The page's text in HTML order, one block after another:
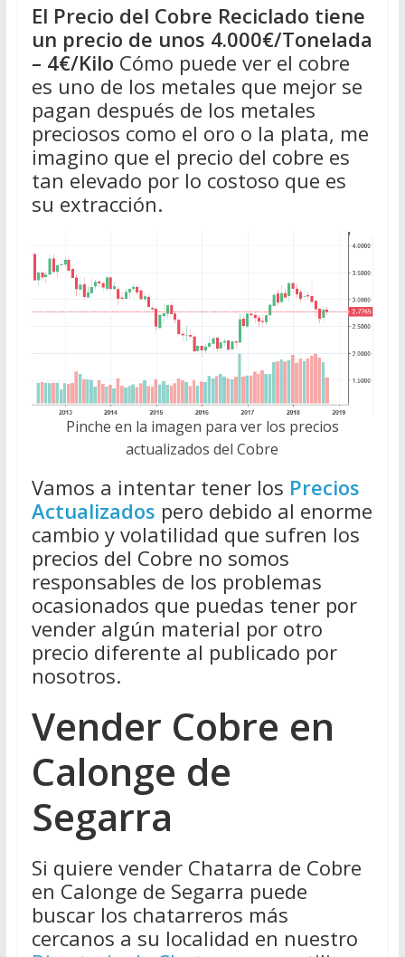
El Precio del Cobre Reciclado tiene
un precio de unos 4.000€/Tonelada
– 4€/Kilo Cómo puede ver el cobre
es uno de los metales que mejor se
pagan después de los metales
preciosos como el oro o la plata, me
imagino que el precio del cobre es
tan elevado por lo costoso que es
su extracción.
Pinche en la imagen para ver los precios
actualizados del Cobre
Vamos a intentar tener los Precios
Actualizados pero debido al enorme
cambio y volatilidad que sufren los
precios del Cobre no somos
responsables de los problemas
ocasionados que puedas tener por
vender algún material por otro
precio diferente al publicado por
nosotros.
Vender Cobre en
Calonge de
Segarra
Si quiere vender Chatarra de Cobre
en Calonge de Segarra puede
buscar los chatarreros más
cercanos a su localidad en nuestro